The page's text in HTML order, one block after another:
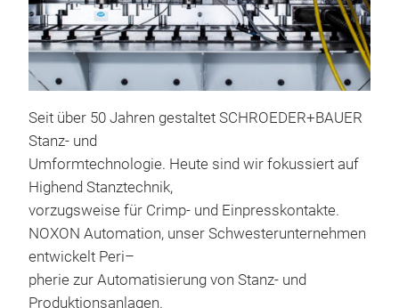
Seit über 50 Jahren gestaltet SCHROEDER+BAUER
Stanz- und
Umformtechnologie. Heute sind wir fokussiert auf
Highend Stanztechnik,
vorzugsweise für Crimp- und Einpresskontakte.
NOXON Automation, unser Schwesterunternehmen
entwickelt Peri–
pherie zur Automatisierung von Stanz- und
Produktionsanlagen.